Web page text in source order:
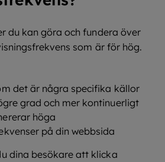
du kan göra och fundera över
som är för hög.
det är några specifika källor
grad och mer kontinuerligt
höga
på din webbsida
dina besökare att klicka